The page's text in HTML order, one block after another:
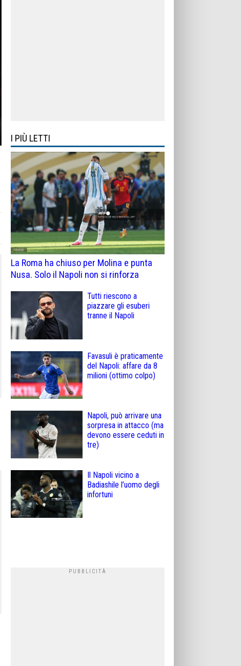
I PIÙ LETTI
La Roma ha chiuso per Molina e punta
Nusa. Solo il Napoli non si rinforza
Tutti riescono a
piazzare gli esuberi
tranne il Napoli
Favasuli è praticamente
del Napoli: affare da 8
milioni (ottimo colpo)
Napoli, può arrivare una
sorpresa in attacco (ma
devono essere ceduti in
tre)
Il Napoli vicino a
Badiashile l’uomo degli
infortuni